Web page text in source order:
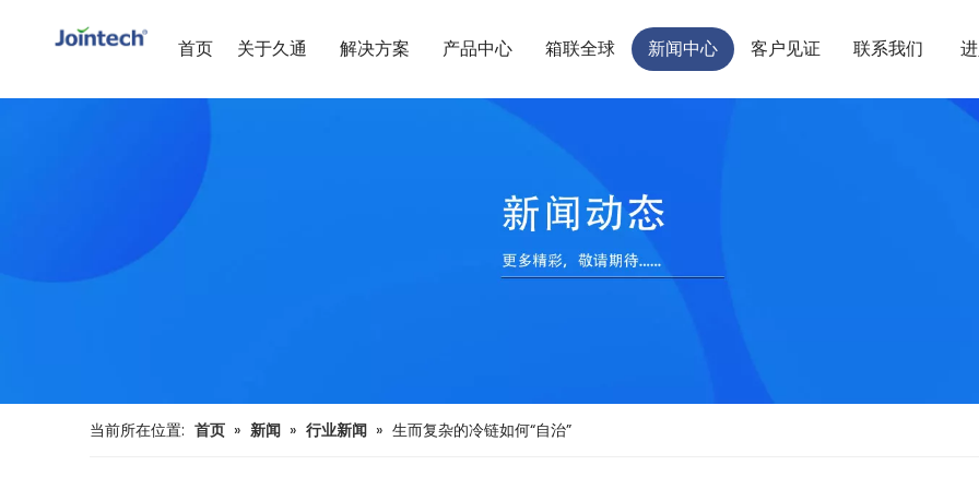
首页 关于久通 解决方案 产品中心 箱联全球 新闻中心 客户见证 联系我们
当前所在位置: 首页 » 新闻 » 行业新闻 » 生而复杂的冷链如何“自治”